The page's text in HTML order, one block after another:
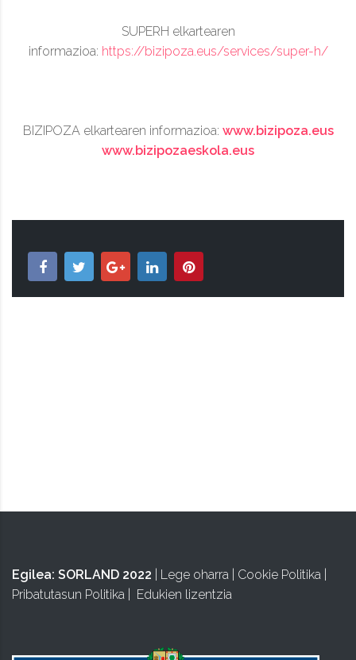
SUPERH elkartearen
informazioa: https://bizipoza.eus/services/super-h/
BIZIPOZA elkartearen informazioa: www.bizipoza.eus
www.bizipozaeskola.eus
Egilea: SORLAND 2022 Lege oharra Cookie Politika
Pribatutasun Politika
Edukien lizentzia